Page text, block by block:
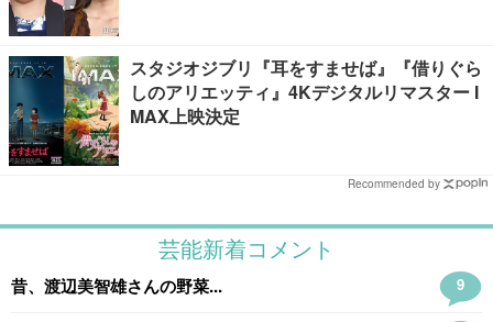
スタジオジブリ『耳をすませば』『借りぐら
しのアリエッティ』4Kデジタルリマスター I
MAX上映決定
Recommended by